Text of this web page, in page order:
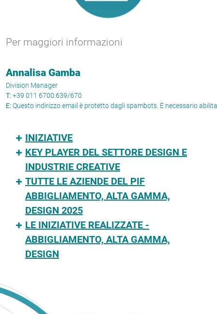
Per maggiori informazioni
Annalisa Gamba
Division Manager
T:+39 011 6700.639/670
E:Questo indirizzo email è protetto dagli spambots. È necessario
INIZIATIVE
KEY PLAYER DEL SETTORE DESIGN E
INDUSTRIE CREATIVE
TUTTE LE AZIENDE DEL PIF
ABBIGLIAMENTO, ALTA GAMMA,
DESIGN 2025
LE INIZIATIVE REALIZZATE -
ABBIGLIAMENTO, ALTA GAMMA,
DESIGN